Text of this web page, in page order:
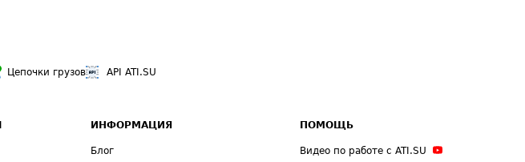
Цепочки грузов API ATI.SU
ИНФОРМАЦИЯ
Блог
ПОМОЩЬ
Видео по работе с ATI.SU